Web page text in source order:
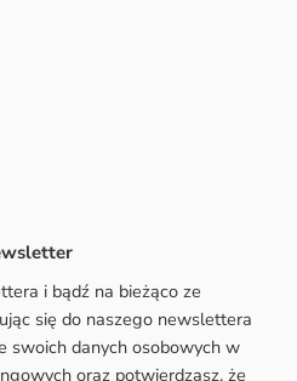
i bądź na bieżąco ze
się do naszego newslettera
swoich danych osobowych w
oraz potwierdzasz, że